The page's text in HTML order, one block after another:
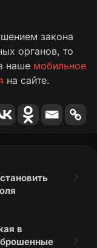
закона
органов, то
наше мобильное
на сайте.
в